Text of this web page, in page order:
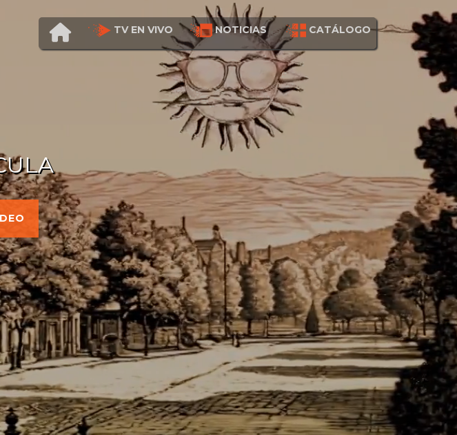
TV EN VIVO NOTICIAS CATÁLOGO